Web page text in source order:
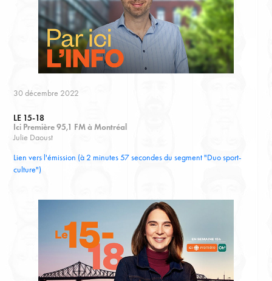
30 décembre 2022
LE 15-18
Ici Première 95,1 FM à Montréal
Julie Daoust
Lien vers l'émission (à 2 minutes 57 secondes du segment "Duo sport-
culture")